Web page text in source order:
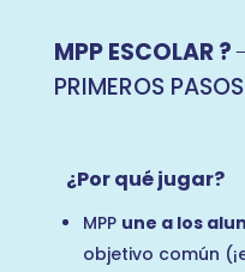
MPP ESCOLAR ?
PRIMEROS PASOS
¿Por qué jugar?
MPP une a los
objetivo común